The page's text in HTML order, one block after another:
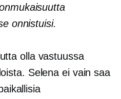
onnistuisi.
olla vastuussa
Selena ei vain saa